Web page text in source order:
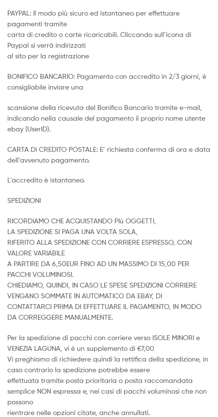
PAYPAL: Il modo più sicuro ed istantaneo per effettuare
pagamenti tramite
carta di credito o carte ricaricabili. Cliccando sull’icona di
Paypal si verrà indirizzati
al sito per la registrazione
BONIFICO BANCARIO: Pagamento con accredito in 2/3 giorni, è
consigliabile inviare una
scansione della ricevuta del Bonifico Bancario tramite e-mail,
indicando nella causale del pagamento il proprio nome utente
ebay (UserID).
CARTA Di CREDITO POSTALE: E’ richiesta conferma di ora e data
dell’avvenuto pagamento.
L’accredito è istantaneo.
SPEDIZIONI
RICORDIAMO CHE ACQUISTANDO PIù OGGETTI,
LA SPEDIZIONE SI PAGA UNA VOLTA SOLA,
RIFERITO ALLA SPEDIZIONE CON CORRIERE ESPRESSO, CON
VALORE VARIABILE
A PARTIRE DA 6,50EUR FINO AD UN MASSIMO DI 15,00 PER
PACCHI VOLUMINOSI.
CHIEDIAMO, QUINDI, IN CASO LE SPESE SPEDIZIONI CORRIERE
VENGANO SOMMATE IN AUTOMATICO DA EBAY, DI
CONTATTARCI PRIMA DI EFFETTUARE IL PAGAMENTO, IN MODO
DA CORREGGERE MANUALMENTE.
Per la spedizione di pacchi con corriere verso ISOLE MINORI e
VENEZIA LAGUNA, vi è un supplemento di €7,00
Vi preghiamo di richiedere quindi la rettifica della spedizione, in
caso contrario la spedizione potrebbe essere
effettuata tramite posta prioritaria o posta raccomandata
semplice NON espressa e, nei casi di pacchi voluminosi che non
possono
rientrare nelle opzioni citate, anche annullati.